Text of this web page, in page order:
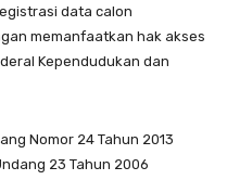
data calon
memanfaatkan hak akses
Kependudukan dan
Nomor 24 Tahun 2013
23 Tahun 2006